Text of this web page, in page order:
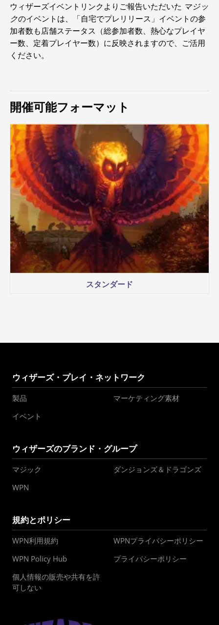
ウィザーズイベントリンクよりご報告いただいた マジッ
クのイベントは、「自宅でプレリリース」イベントの参
加者数も店舗ステータス（総参加者数、熱心なプレイヤ
ー数、定着プレイヤー数）に反映されますので、ご活用
ください。
開催可能フォーマット
スタンダード
ウィザーズ・プレイ・ネットワーク
製品
マーケティング素材
イベント
ウィザーズのブランド・グループ
マジック
ダンジョンズ＆ドラゴンズ
WPN
規約とポリシー
WPN利用規約
WPNプライバシーポリシー
WPN Policy Hub
プライバシーポリシー
個人情報の販売や共有を許
可しない